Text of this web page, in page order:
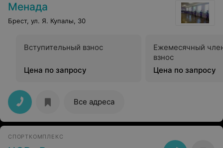
Менада
Брест, ул. Я. Купалы, 30
Вступительный взнос
Цена по запросу
Ежемесячный
взнос
Цена по запросу
Все адреса
СПОРТКОМПЛЕКС